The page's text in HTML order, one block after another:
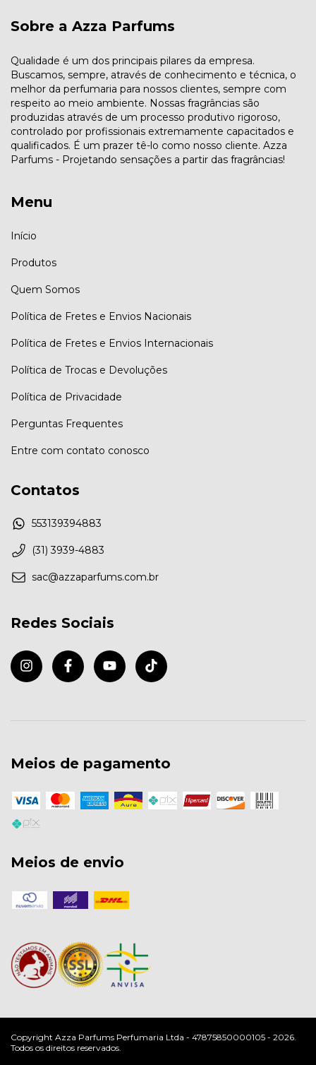
Sobre a Azza Parfums
Qualidade é um dos principais pilares da empresa.
Buscamos, sempre, através de conhecimento e técnica, o
melhor da perfumaria para nossos clientes, sempre com
respeito ao meio ambiente. Nossas fragrâncias são
produzidas através de um processo produtivo rigoroso,
controlado por profissionais extremamente capacitados e
qualificados. É um prazer tê-lo como nosso cliente. Azza
Parfums - Projetando sensações a partir das fragrâncias!
Menu
Início
Produtos
Quem Somos
Política de Fretes e Envios Nacionais
Política de Fretes e Envios Internacionais
Política de Trocas e Devoluções
Política de Privacidade
Perguntas Frequentes
Entre com contato conosco
Contatos
553139394883
(31) 3939-4883
sac@azzaparfums.com.br
Redes Sociais
Meios de pagamento
Meios de envio
Copyright Azza Parfums Perfumaria Ltda - 47875850000105 - 2026.
Todos os direitos reservados.